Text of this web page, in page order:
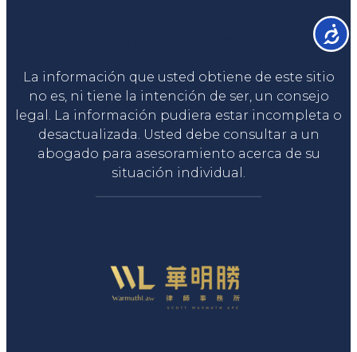
La información que usted obtiene de este sitio
no es, ni tiene la intención de ser, un consejo
legal. La información pudiera estar incompleta o
desactualizada. Usted debe consultar a un
abogado para asesoramiento acerca de su
situación individual.